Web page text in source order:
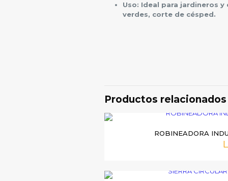
Uso: Ideal para jardineros
verdes, corte de césped.
MOTOR GAS 2T
Tu dirección de correo electrónico
Productos relacionados
ROBINEADORA
L